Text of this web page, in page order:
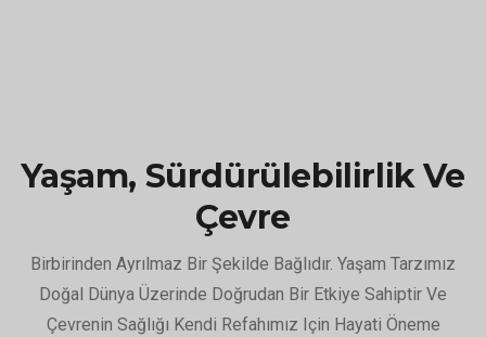
Yaşam, Sürdürülebilirlik Ve
Çevre
Birbirinden Ayrılmaz Bir Şekilde Bağlıdır. Yaşam Tarzımız
Doğal Dünya Üzerinde Doğrudan Bir Etkiye Sahiptir Ve
Çevrenin Sağlığı Kendi Refahımız Için Hayati Öneme